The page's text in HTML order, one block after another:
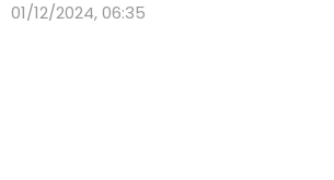
01/12/2024, 06:35